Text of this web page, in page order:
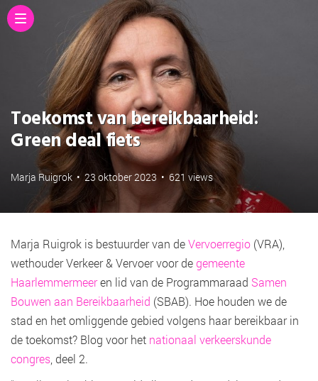
Toekomst van bereikbaarheid:
Green deal fiets
Marja Ruigrok • 23 oktober 2023 • 621 views
Marja Ruigrok is bestuurder van deVervoerregio (VRA),
wethouder Verkeer & Vervoer voor de gemeente
Haarlemmermeeren lid van de Programmaraad Samen
Bouwen aan Bereikbaarheid (SBAB). Hoe houden we de
stad en het omliggende gebied volgens haar bereikbaar in
de toekomst? Blog voor het nationaal verkeerskunde
congres , deel 2.